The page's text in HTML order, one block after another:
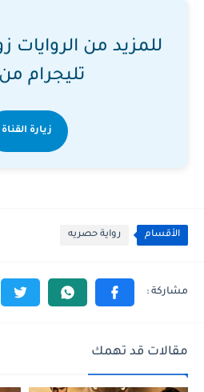
للمزيد من الروايات
تليجرام
زيارة القناة
الأقسام رواية حصريه
مقالات قد تهمك